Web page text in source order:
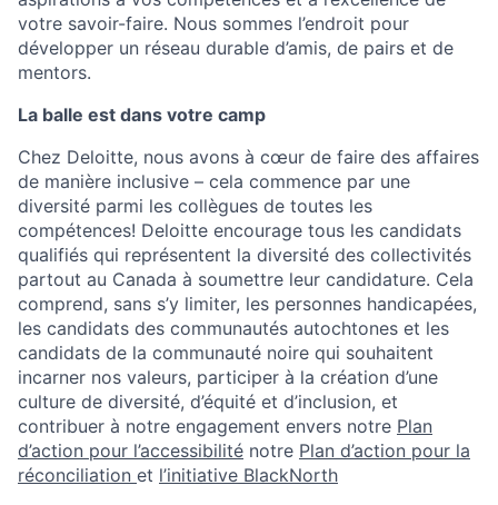
votre savoir-faire. Nous sommes l’endroit pour
développer un réseau durable d’amis, de pairs et de
mentors.
La balle est dans votre camp
Chez Deloitte, nous avons à cœur de faire des affaires
de manière inclusive – cela commence par une
diversité parmi les collègues de toutes les
compétences! Deloitte encourage tous les candidats
qualifiés qui représentent la diversité des collectivités
partout au Canada à soumettre leur candidature. Cela
comprend, sans s’y limiter, les personnes handicapées,
les candidats des communautés autochtones et les
candidats de la communauté noire qui souhaitent
incarner nos valeurs, participer à la création d’une
culture de diversité, d’équité et d’inclusion, et
contribuer à notre engagement envers notre Plan
d’action pour l’accessibilité notre Plan d’action pour la
réconciliation et l’initiative BlackNorth